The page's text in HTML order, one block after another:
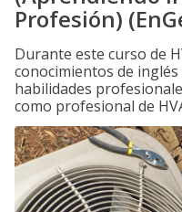
Profesión)
Durante este curso de
conocimientos de
habilidades
como profesional de